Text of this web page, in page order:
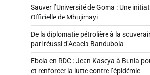
Sauver l’Université de Goma : Une
Officielle de Mbujimayi
De la diplomatie pétrolière à la
pari réussi d’Acacia Bandubola
Ebola en RDC : Jean Kaseya à Bunia
et renforcer la lutte contre l’épidémie